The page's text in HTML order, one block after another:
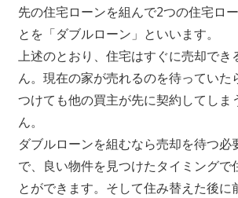
先の住宅ローンを組んで2つの住宅ロ
とを「ダブルローン」といいます。
上述のとおり、住宅はすぐに売却でき
ん。現在の家が売れるのを待っていた
つけても他の買主が先に契約してしま
ん。
ダブルローンを組むなら売却を待つ必
で、良い物件を見つけたタイミングで
とができます。そして住み替えた後に